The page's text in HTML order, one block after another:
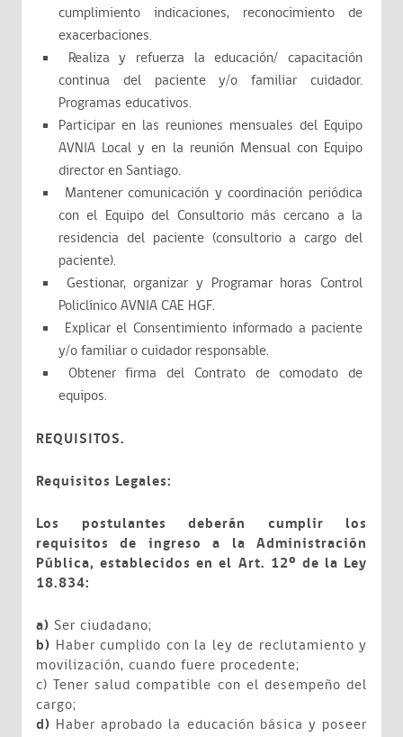
cumplimiento indicaciones, reconocimiento de
exacerbaciones.
Realiza y refuerza la educación/ capacitación
continua del paciente y/o familiar cuidador.
Programas educativos.
Participar en las reuniones mensuales del Equipo
AVNIA Local y en la reunión Mensual con Equipo
director en Santiago.
Mantener comunicación y coordinación periódica
con el Equipo del Consultorio más cercano a la
residencia del paciente (consultorio a cargo del
paciente).
Gestionar, organizar y Programar horas Control
Policlínico AVNIA CAE HGF.
Explicar el Consentimiento informado a paciente
y/o familiar o cuidador responsable.
Obtener firma del Contrato de comodato de
equipos.
REQUISITOS.
Requisitos Legales:
Los postulantes deberán cumplir los
requisitos de ingreso a la Administración
Pública, establecidos en el Art. 12º de la Ley
18.834:
a) Ser ciudadano;
b) Haber cumplido con la ley de reclutamiento y
movilización, cuando fuere procedente;
c) Tener salud compatible con el desempeño del
cargo;
d) Haber aprobado la educación básica y poseer